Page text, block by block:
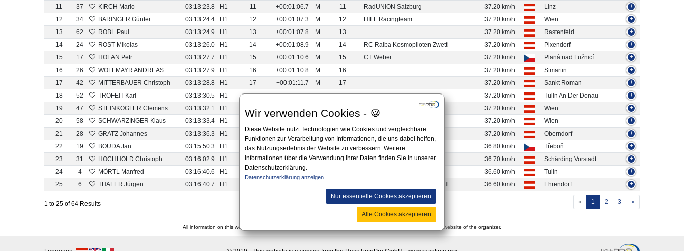
Wir verwenden Cookies - 🍪
Diese Website nutzt Technologien wie Cookies und vergleichbare
Funktionen zur Verarbeitung von Informationen, die uns dabei helfen,
das Nutzungserlebnis der Website zu verbessern. Weitere
Informationen über die Verwendung Ihrer Daten finden Sie in unserer
Datenschutzerklärung.
Datenschutzerklärung anzeigen
Nur essentielle Cookies akzeptieren
Alle Cookies akzeptieren
11
37 KIRCH Mario 03:13:23.8 H1 11 +00:01:06.7 M 11 RadUNION Salzburg 37.20 km/h Linz
+
12
34 BARINGER Günter 03:13:24.4 H1 12 +00:01:07.3 M 12 HILL Racingteam 37.20 km/h Wien
+
13
62 ROBL Paul 03:13:24.9 H1 13 +00:01:07.8 M 13 37.20 km/h Rastenfeld
+
14
24 ROST Mikolas 03:13:26.0 H1 14 +00:01:08.9 M 14 RC Raiba Kosmopiloten Zwettl 37.20 km/h Pixendorf
+
15
17 HOLAN Petr 03:13:27.7 H1 15 +00:01:10.6 M 15 CT Weber 37.20 km/h Planá nad Lužnicí
+
16
26 WOLFMAYR ANDREAS 03:13:27.9 H1 16 +00:01:10.8 M 16 37.20 km/h Stmartin
+
17
42 MITTERBAUER Christoph 03:13:28.8 H1 17 +00:01:11.7 M 17 37.20 km/h Sankt Roman
+
18
52 TROFEIT Karl 03:13:30.5 H1 18 +00:01:13.4 M 18 37.20 km/h Tulln An Der Donau
+
19
47 STEINKOGLER Clemens 03:13:32.1 H1 19 +00:01:15.0 19 37.20 km/h Wien
+
20
58 SCHWARZINGER Klaus 03:13:33.4 H1 37.20 km/h Wien
+
21
28 GRATZ Johannes 03:13:36.3 H1 37.20 km/h Oberndorf
+
22
19 BOUDA Jan 03:15:50.3 H1 22 +00:03:33.2 M 22 Jiskra Třeboň 36.80 km/h Třeboň
+
23
31 HOCHHOLD Christoph 03:16:02.9 H1 23 +00:03:45.8 M 23 CLR Sauwald Cofain 699 36.70 km/h Schärding Vorstadt
+
24
4 MÖRTL Manfred 03:16:40.6 H1 24 +00:04:23.5 36.60 km/h Tulln
+
25
6 THALER Jürgen 03:16:40.7 H1 RC Raiba Kosmopiloten Zwettl 36.60 km/h Ehrendorf +
1 to 25 of 64 Results « 1 2 3 »
All information on this website is non-binding and you should always apply to the official announcement on the website of the organizer.